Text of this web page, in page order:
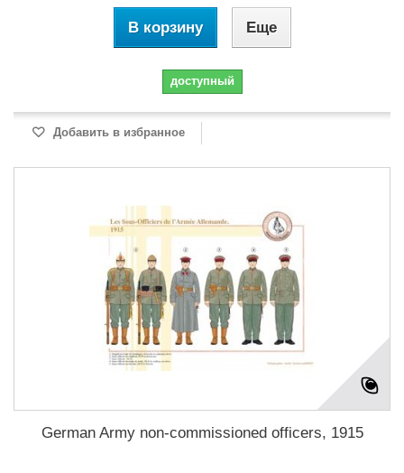
В корзину Еще
доступный
Добавить в избранное
German Army non-commissioned officers, 1915